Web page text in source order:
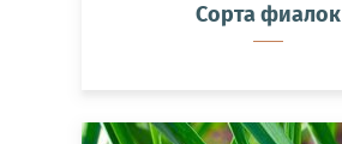
Сорта фиалок